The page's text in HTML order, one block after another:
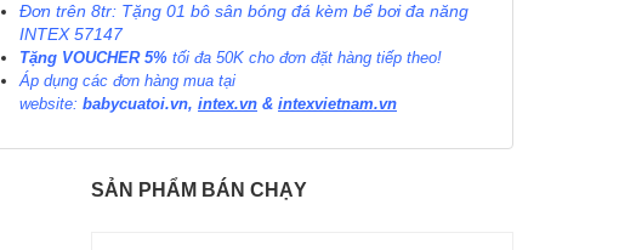
Đơn trên 8tr: Tặng 01 bô sân bóng đá kèm bể bơi đa năng
INTEX 57147
Tặng VOUCHER 5% tối đa 50K cho đơn đặt hàng tiếp theo!
Áp dụng các đơn hàng mua tại
website: babycuatoi.vn, intex.vn & intexvietnam.vn
SẢN PHẨM BÁN CHẠY